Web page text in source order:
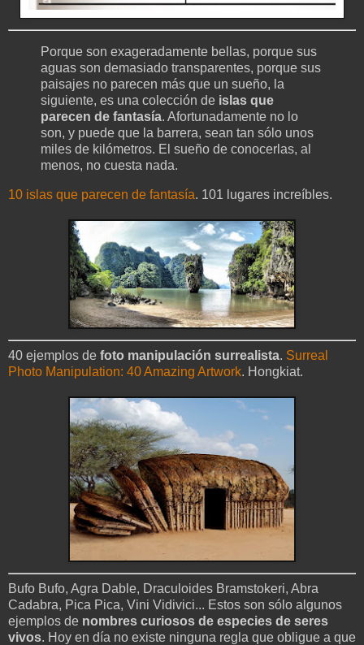
Porque son exageradamente bellas, porque sus
aguas son demasiado transparentes, porque sus
paisajes no parecen más que un sueño, la
siguiente, es una colección de islas que
parecen de fantasía. Afortunadamente no lo
son, y puede que la barrera, sean tan sólo unos
miles de kilómetros. El sueño de conocerlas, al
menos, no cuesta nada.
10 islas que parecen de fantasía. 101 lugares increíbles.
40 ejemplos de foto manipulación surrealista. Surreal
Photo Manipulation: 40 Amazing Artwork. Hongkiat.
Bufo Bufo, Agra Dable, Draculoides Bramstokeri, Abra
Cadabra, Pica Pica, Vini Vidivici... Estos son sólo algunos
ejemplos de nombres curiosos de especies de seres
vivos. Hoy en día no existe ninguna regla que obligue a que